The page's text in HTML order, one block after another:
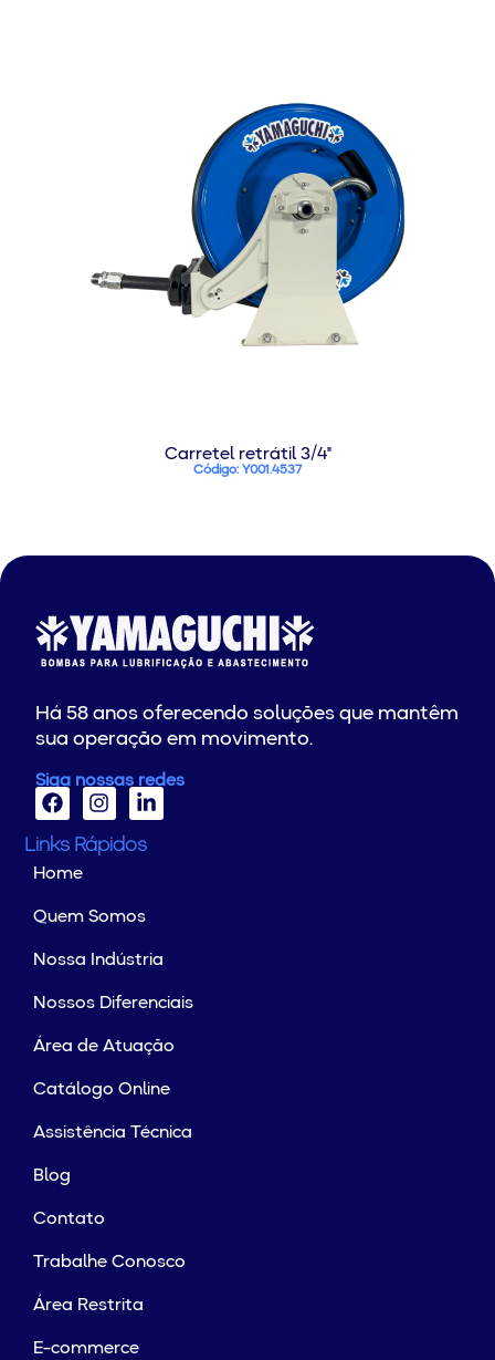
Carretel retrátil 3/4"
Código: Y001.4537
Há 58 anos oferecendo soluções que mantêm
sua operação em movimento.
Siga nossas redes
Links Rápidos
Home
Quem Somos
Nossa Indústria
Nossos Diferenciais
Área de Atuação
Catálogo Online
Assistência Técnica
Blog
Contato
Trabalhe Conosco
Área Restrita
E-commerce